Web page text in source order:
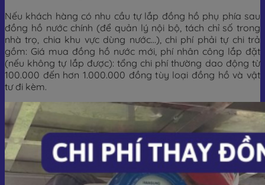
Nếu khách hàng có nhu cầu tự lắp đồng hồ phụ phía sau
đồng hồ nước chính (để quản lý nội bộ, tách chỉ số trong
nhà trọ, chia khu vực dùng nước…), chi phí phải tự chi trả
gồm: Giá mua đồng hồ nước mới, phí nhân công lắp đặt
(nếu không tự lắp được): tổng chi phí thường dao động từ
100.000 đến hơn 1.000.000 đồng tùy loại đồng hồ và vật
tư đi kèm.